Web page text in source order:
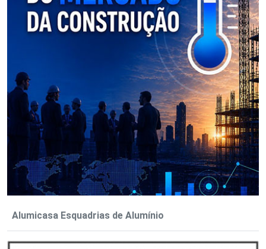
Alumicasa Esquadrias de Alumínio